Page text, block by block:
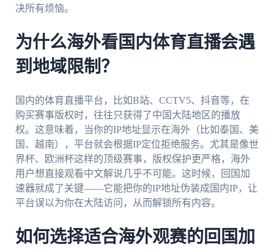
决所有烦恼。
为什么海外看国内体育直播会遇
到地域限制？
国内的体育直播平台，比如B站、CCTV5、抖音等，在
购买赛事版权时，往往只获得了中国大陆地区的播放
权。这意味着，当你的IP地址显示在海外（比如泰国、美
国、越南），平台就会根据IP定位拒绝服务。尤其是像世
界杯、欧洲杯这样的顶级赛事，版权保护更严格，海外
用户想直接观看中文解说几乎不可能。这时候，回国加
速器就成了关键——它能把你的IP地址伪装成国内IP，让
平台误以为你在大陆访问，从而解锁所有内容。
如何选择适合海外观赛的回国加